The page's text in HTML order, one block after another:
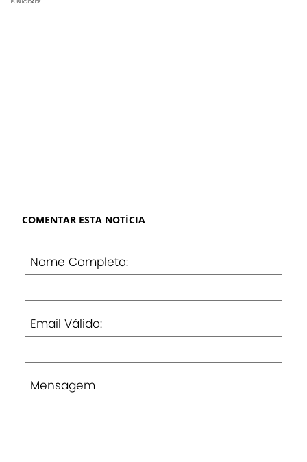
PUBLICIDADE
COMENTAR ESTA NOTÍCIA
Nome Completo:
Email Válido:
Mensagem